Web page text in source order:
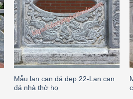
Mẫu lan can đá đẹp 22-Lan can
đá nhà thờ họ